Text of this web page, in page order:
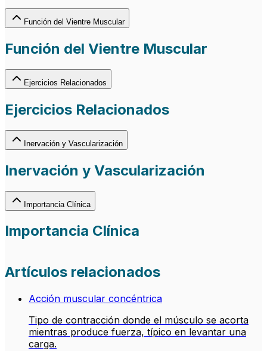
Función del Vientre Muscular
Función del Vientre Muscular
Ejercicios Relacionados
Ejercicios Relacionados
Inervación y Vascularización
Inervación y Vascularización
Importancia Clínica
Importancia Clínica
Artículos relacionados
Acción muscular concéntrica
Tipo de contracción donde el músculo se acorta
mientras produce fuerza, típico en levantar una
carga.